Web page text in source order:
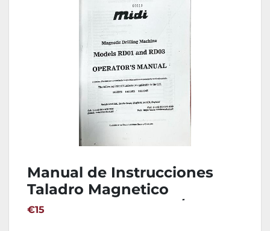
Manual de Instrucciones
Taladro Magnetico
ROTABROACH RD01/RD03
€15